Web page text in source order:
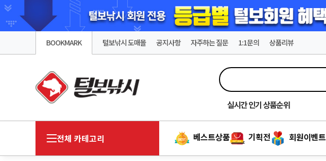
BOOKMARK 털보낚시 도매몰 공지사항 자주하는 질문 1:1문의 상품리뷰
실시간인기 상품순위
전체 카테고리 베스트상품 기획전 회원이벤트